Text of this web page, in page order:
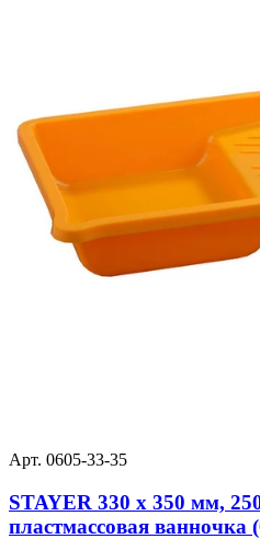
Арт. 0605-33-35
STAYER 330 х 350 мм,
пластмассовая ванночка